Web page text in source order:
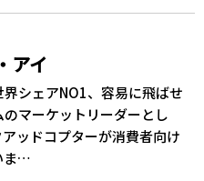
アイ
シェアNO1、容易に飛ばせ
マーケットリーダーとし
ッドコプターが消費者向け
ま…